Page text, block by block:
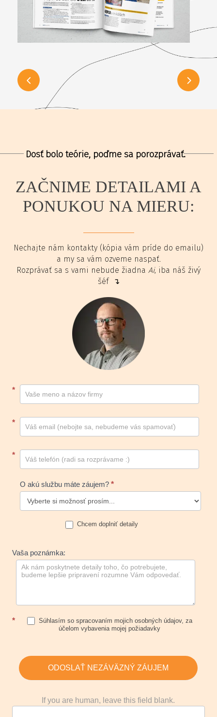
Dosť bolo teórie, poďme sa porozprávať.
ZAČNIME DETAILAMI A
PONUKOU NA MIERU:
Nechajte nám kontakty (kópia vám príde do emailu)
a my sa vám ozveme naspať.
Rozprávať sa s vami nebude žiadna Ai, iba náš živý
šéf ↴
Kontakt
footer
*
*
*
O akú službu máte záujem? *
Chcem doplniť detaily
Vaša poznámka:
*
Súhlasím so spracovaním mojich osobných údajov, za
účelom vybavenia mojej požiadavky
ODOSLAŤ NEZÁVÄZNÝ ZÁUJEM
If you are human, leave this field blank.